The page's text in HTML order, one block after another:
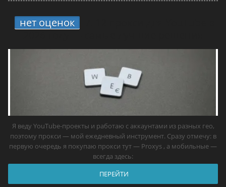
нет оценок
Я веду YouTube-проекты и работаю с аккаунтами из разных гео,
поэтому прокси — мой ежедневный инструмент. Сразу отмечу: в
первую очередь я покупаю прокси тут — Proxys , а мобильные —
всегда здесь:
ПЕРЕЙТИ